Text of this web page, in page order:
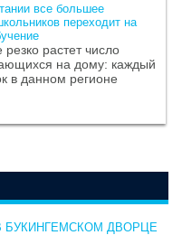
все большее
переходит на
резко растет число
на дому: каждый
в данном регионе
БУКИНГЕМСКОМ ДВОРЦЕ